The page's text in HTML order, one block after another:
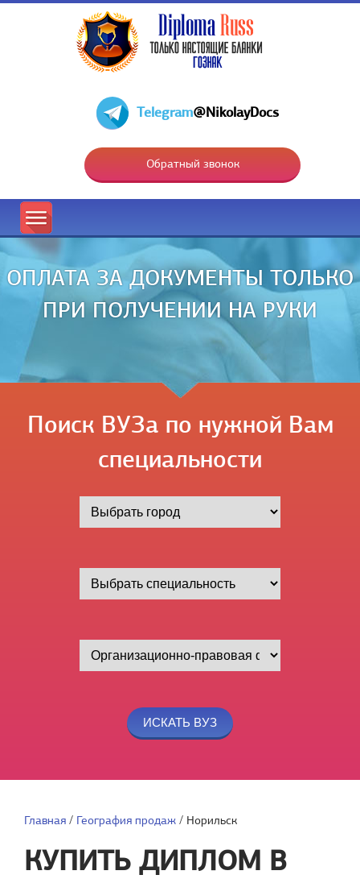
Telegram@NikolayDocs
Обратный звонок
ОПЛАТА ЗА ДОКУМЕНТЫ ТОЛЬКО
ПРИ ПОЛУЧЕНИИ НА РУКИ
Поиск ВУЗа по нужной Вам
специальности
Главная / География продаж / Норильск
КУПИТЬ ДИПЛОМ В